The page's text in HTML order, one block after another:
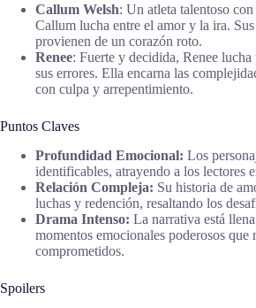
Callum Welsh: Un atleta talentoso
Callum lucha entre el amor y la ira.
provienen de un corazón roto.
Renee: Fuerte y decidida, Renee lucha
sus errores. Ella encarna las
con culpa y arrepentimiento.
Puntos Claves
Profundidad Emocional: Los
identificables, atrayendo a los lectores
Relación Compleja: Su historia de
luchas y redención, resaltando los
Drama Intenso: La narrativa está
momentos emocionales poderosos que
comprometidos.
Spoilers